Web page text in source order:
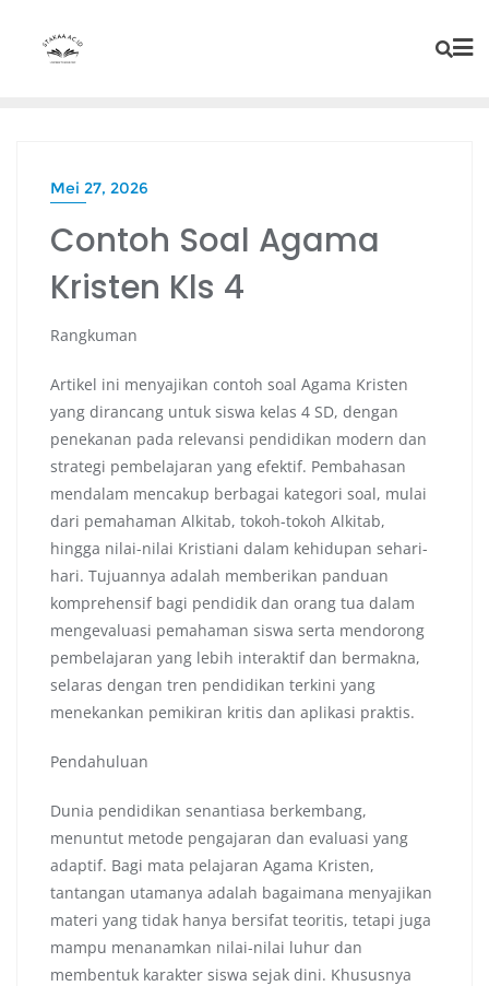
Mei 27, 2026
Contoh Soal Agama
Kristen Kls 4
Rangkuman
Artikel ini menyajikan contoh soal Agama Kristen
yang dirancang untuk siswa kelas 4 SD, dengan
penekanan pada relevansi pendidikan modern dan
strategi pembelajaran yang efektif. Pembahasan
mendalam mencakup berbagai kategori soal, mulai
dari pemahaman Alkitab, tokoh-tokoh Alkitab,
hingga nilai-nilai Kristiani dalam kehidupan sehari-
hari. Tujuannya adalah memberikan panduan
komprehensif bagi pendidik dan orang tua dalam
mengevaluasi pemahaman siswa serta mendorong
pembelajaran yang lebih interaktif dan bermakna,
selaras dengan tren pendidikan terkini yang
menekankan pemikiran kritis dan aplikasi praktis.
Pendahuluan
Dunia pendidikan senantiasa berkembang,
menuntut metode pengajaran dan evaluasi yang
adaptif. Bagi mata pelajaran Agama Kristen,
tantangan utamanya adalah bagaimana menyajikan
materi yang tidak hanya bersifat teoritis, tetapi juga
mampu menanamkan nilai-nilai luhur dan
membentuk karakter siswa sejak dini. Khususnya